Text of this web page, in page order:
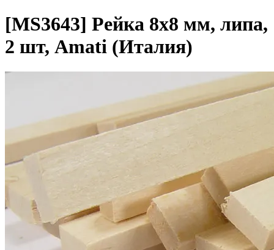
[MS3643] Рейка 8х8 мм, липа,
2 шт, Amati (Италия)